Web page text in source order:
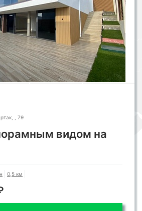
, 79
видом на
0,5 км